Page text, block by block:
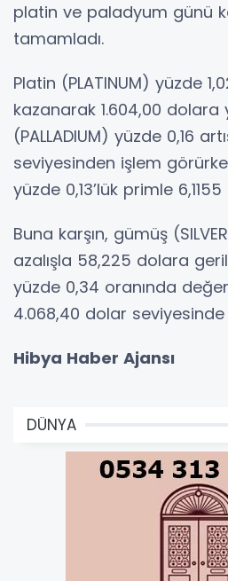
platin ve paladyum günü
tamamladı.
Platin (PLATINUM) yüzde
kazanarak 1.604,00 dolara
(PALLADIUM) yüzde 0,16
seviyesinden işlem
yüzde 0,13’lük primle
Buna karşın, gümüş
azalışla 58,225 dolara
yüzde 0,34 oranında
4.068,40 dolar
Hibya Haber Ajansı
DÜNYA